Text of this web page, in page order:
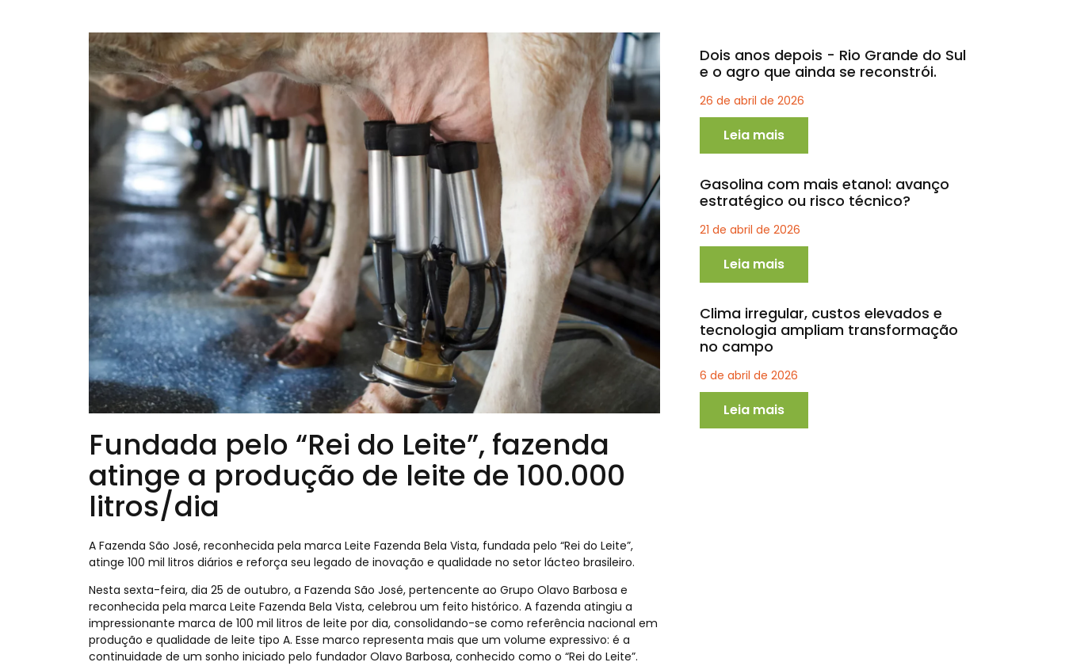
Fundada pelo “Rei do Leite”, fazenda
atinge a produção de leite de 100.000
litros/dia
A Fazenda São José, reconhecida pela marca Leite Fazenda Bela Vista, fundada pelo “Rei do Leite”,
atinge 100 mil litros diários e reforça seu legado de inovação e qualidade no setor lácteo brasileiro.
Nesta sexta-feira, dia 25 de outubro, a Fazenda São José, pertencente ao Grupo Olavo Barbosa e
reconhecida pela marca Leite Fazenda Bela Vista, celebrou um feito histórico. A fazenda atingiu a
impressionante marca de 100 mil litros de leite por dia, consolidando-se como referência nacional em
produção e qualidade de leite tipo A. Esse marco representa mais que um volume expressivo: é a
continuidade de um sonho iniciado pelo fundador Olavo Barbosa, conhecido como o “Rei do Leite”.
Dois anos depois - Rio Grande do Sul
e o agro que ainda se reconstrói.
26 de abril de 2026
Leia mais
Gasolina com mais etanol: avanço
estratégico ou risco técnico?
21 de abril de 2026
Leia mais
Clima irregular, custos elevados e
tecnologia ampliam transformação
no campo
6 de abril de 2026
Leia mais